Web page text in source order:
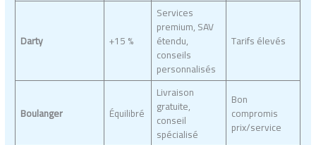
Darty +15 %
Services
premium, SAV
étendu,
conseils
personnalisés
Tarifs élevés
Boulanger Équilibré
Livraison
gratuite,
conseil
spécialisé
Bon
compromis
prix/service